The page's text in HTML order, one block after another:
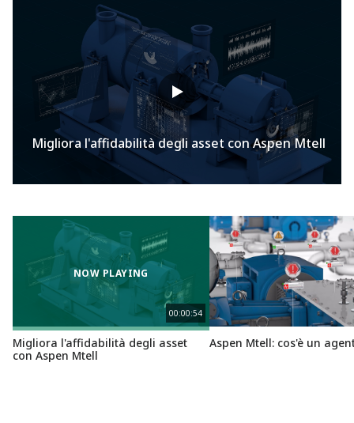
Migliora l'affidabilità degli asset con Aspen Mtell
NOW PLAYING
00:00:54
Migliora l'affidabilità degli asset
con Aspen Mtell
Aspen Mtell: cos'è un